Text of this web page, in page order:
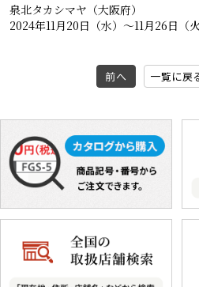
泉北タカシマヤ（大阪府）
2024年11月20日（水）～11月26日（火
前へ 一覧に戻